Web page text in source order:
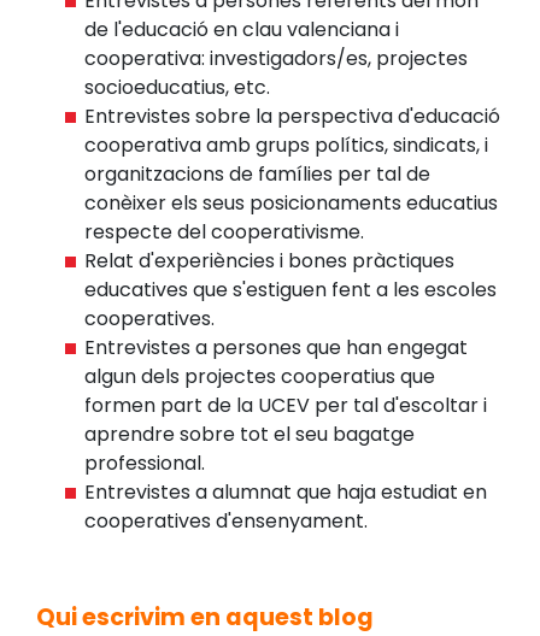
de l'educació en clau valenciana i
cooperativa: investigadors/es, projectes
socioeducatius, etc.
Entrevistes sobre la perspectiva d'educació
cooperativa amb grups polítics, sindicats, i
organitzacions de famílies per tal de
conèixer els seus posicionaments educatius
respecte del cooperativisme.
Relat d'experiències i bones pràctiques
educatives que s'estiguen fent a les escoles
cooperatives.
Entrevistes a persones que han engegat
algun dels projectes cooperatius que
formen part de la UCEV per tal d'escoltar i
aprendre sobre tot el seu bagatge
professional.
Entrevistes a alumnat que haja estudiat en
cooperatives d'ensenyament.
Qui escrivim en aquest blog